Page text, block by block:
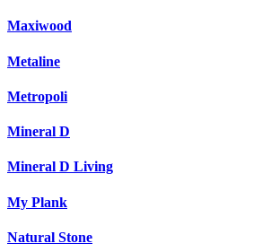
Maxiwood
Metaline
Metropoli
Mineral D
Mineral D Living
My Plank
Natural Stone